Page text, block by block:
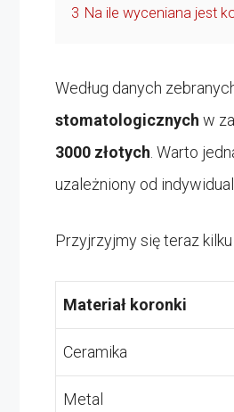
3 Na ile wyceniana jest
Według danych
stomatologicznych w
3000 złotych . Warto
uzależniony od
Przyjrzyjmy się teraz
Materiał koronki
Ceramika
Metal